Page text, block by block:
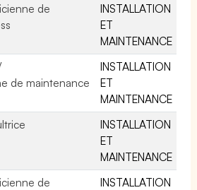
de
INSTALLATION
ET
MAINTENANCE
de maintenance
INSTALLATION
ET
MAINTENANCE
INSTALLATION
ET
MAINTENANCE
de
INSTALLATION